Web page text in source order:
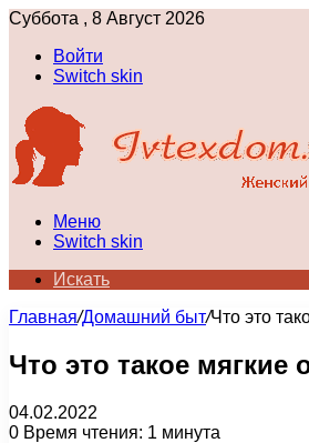
Суббота , 8 Август 2026
Войти
Switch skin
Меню
Switch skin
Искать
Главная/Домашний быт/Что это
Что это такое мягкие
04.02.2022
0 Время чтения: 1 минута